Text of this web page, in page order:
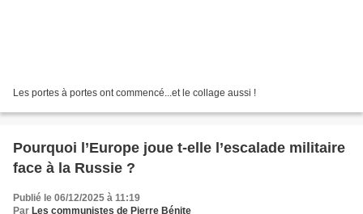
Les portes à portes ont commencé...et le collage aussi !
Pourquoi l’Europe joue t-elle l’escalade militaire
face à la Russie ?
Publié le 06/12/2025 à 11:19
Par Les communistes de Pierre Bénite